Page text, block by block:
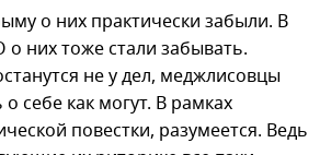
о них практически забыли. В
них тоже стали забывать.
не у дел, меджлисовцы
себе как могут. В рамках
повестки, разумеется. Ведь